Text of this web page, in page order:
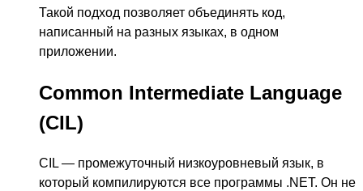
Такой подход позволяет объединять код,
написанный на разных языках, в одном
приложении.
Common Intermediate Language
(CIL)
CIL — промежуточный низкоуровневый язык, в
который компилируются все программы .NET. Он не